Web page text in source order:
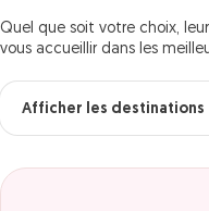
Quel que soit votre choix,
vous accueillir dans les
Afficher les destinations